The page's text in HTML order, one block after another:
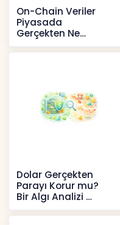
On-Chain Veriler
Piyasada
Gerçekten Ne
Anlatır?
Kripto
Dolar Gerçekten
Parayı Korur mu?
Bir Algı Analizi
İçerikler